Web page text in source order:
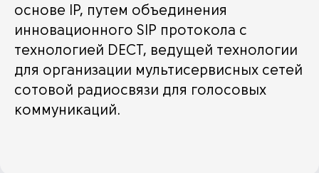
основе IP, путем объединения
инновационного SIP протокола с
технологией DECT, ведущей технологии
для организации мультисервисных сетей
сотовой радиосвязи для голосовых
коммуникаций.